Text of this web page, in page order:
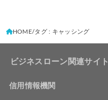
HOME タグ : キャッシング
ビジネスローン関連サイト
信用情報機関